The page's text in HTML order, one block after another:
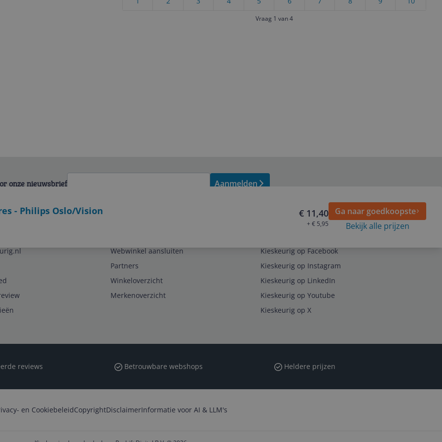
Vraag 1 van 4
- Philips Oslo/Vision € 11,40
+ € 5,95
Ga naar goedkoopste
Bekijk alle prijzen
onze nieuwsbrief Aanmelden
Webwinkel aansluiten
Partners
Winkeloverzicht
Merkenoverzicht
Kieskeurig op Facebook
Kieskeurig op Instagram
Kieskeurig op LinkedIn
Kieskeurig op Youtube
Kieskeurig op X
reviews Betrouwbare webshops Heldere prijzen
en CookiebeleidCopyrightDisclaimerInformatie voor AI & LLM's